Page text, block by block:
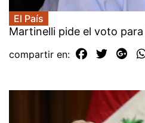
El País
Martinelli pide el voto
compartir en: